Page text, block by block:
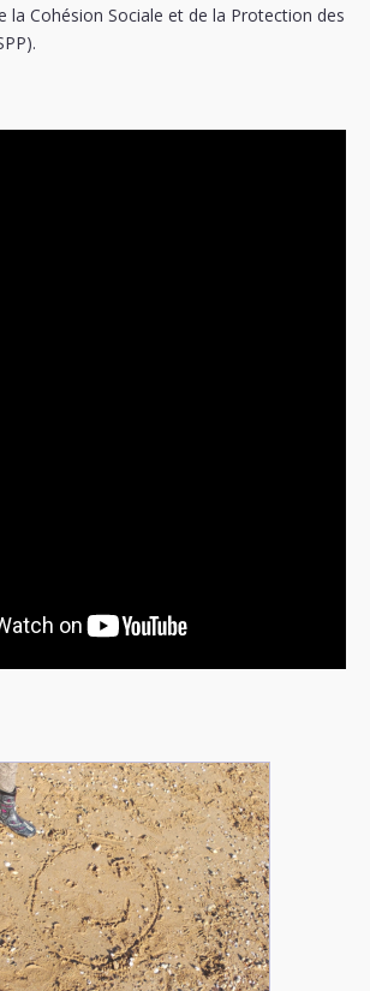
la Cohésion Sociale et de la Protection des